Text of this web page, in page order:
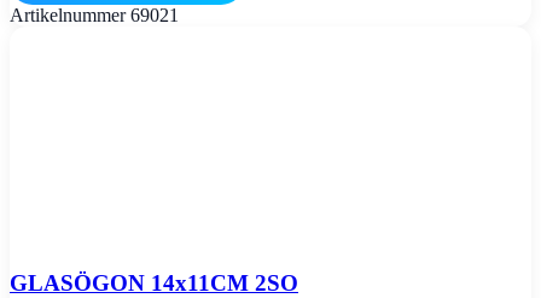
Artikelnummer69021
GLASÖGON 14x11CM 2SO